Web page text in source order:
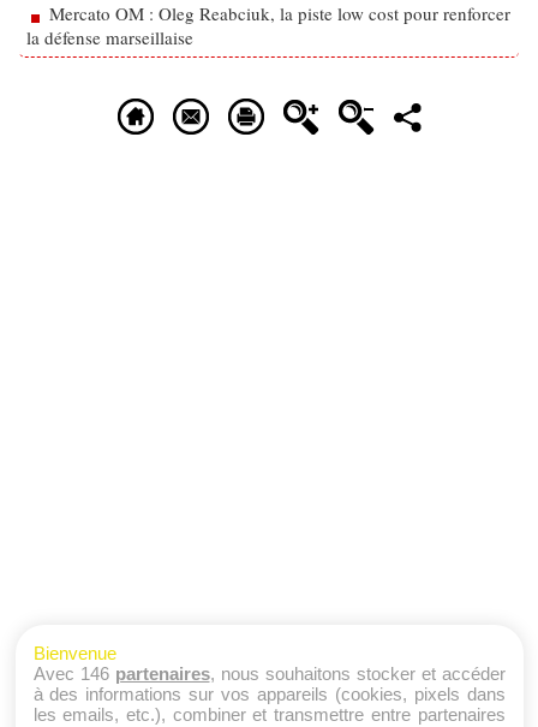
Mercato OM : Oleg Reabciuk, la piste low cost pour renforcer
la défense marseillaise
Bienvenue
Avec 146 partenaires, nous souhaitons stocker et accéder
à des informations sur vos appareils (cookies, pixels dans
les emails, etc.), combiner et transmettre entre partenaires